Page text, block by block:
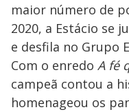
maior número de
2020, a Estácio se
e desfila no Grupo
Com o enredo A fé
campeã contou a
homenageou os